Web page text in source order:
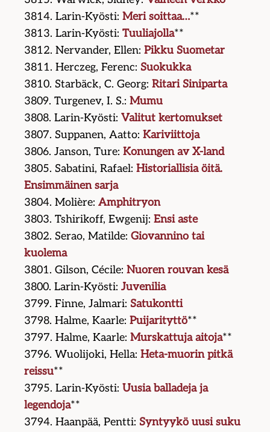
3814. Larin-Kyösti:Meri soittaa…**
3813. Larin-Kyösti:Tuuliajolla**
3812. Nervander, Ellen:Pikku Suometar
3811. Herczeg, Ferenc:Suokukka
3810. Starbäck, C. Georg:Ritari Siniparta
3809. Turgenev, I. S.:Mumu
3808. Larin-Kyösti:Valitut kertomukset
3807. Suppanen, Aatto:Kariviittoja
3806. Janson, Ture:Konungen av X-land
3805. Sabatini, Rafael:Historiallisia öitä.
Ensimmäinen sarja
3804. Molière:Amphitryon
3803. Tshirikoff, Ewgenij:Ensi aste
3802. Serao, Matilde:Giovannino tai
kuolema
3801. Gilson, Cécile:Nuoren rouvan kesä
3800. Larin-Kyösti:Juvenilia
3799. Finne, Jalmari:Satukontti
3798. Halme, Kaarle:Puijarityttö**
3797. Halme, Kaarle:Murskattuja aitoja**
3796. Wuolijoki, Hella:Heta-muorin pitkä
reissu**
3795. Larin-Kyösti:Uusia balladeja ja
legendoja**
3794. Haanpää, Pentti:Syntyykö uusi suku